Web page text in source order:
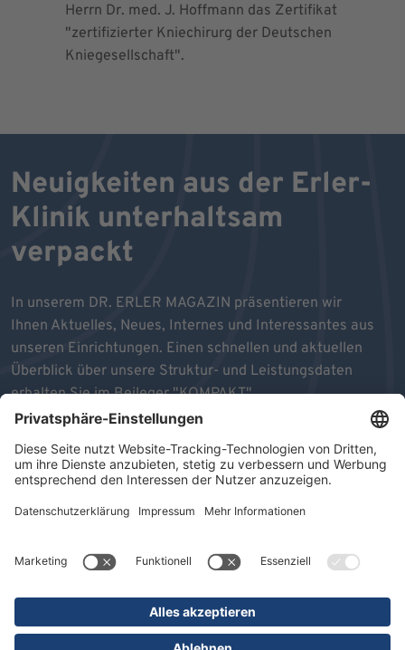
Herrn Dr. med. J. Hoffmann das Zertifikat
"zertifizierter Kniechirurg der Deutschen
Kniegesellschaft".
Neuigkeiten aus der Erler-
Klinik unterhaltsam
verpackt
In unserem DR. ERLER MAGAZIN präsentieren wir
Ihnen Aktuelles, Neues, Internes und Interessantes aus
unseren Einrichtungen. Einen schnellen und aktuellen
Überblick über unsere Struktur- und Leistungsdaten
erhalten Sie im Beileger "KOMPAKT".
Wir wünschen Ihnen viel Freude beim Durchblättern und
Lesen unseres MAGAZINS.
ZU DEN MAGAZINEN
AUSGABE 10/2025 MAGAZIN